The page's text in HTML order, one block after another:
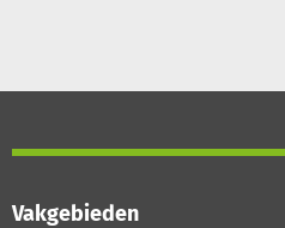
Vakgebieden